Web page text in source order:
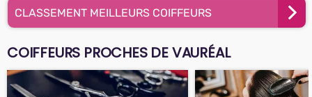
CLASSEMENT MEILLEURS COIFFEURS
COIFFEURS PROCHES DE VAURÉAL